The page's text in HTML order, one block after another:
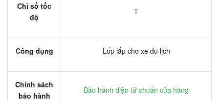
Chỉ số tốc
độ
T
Công dụng Lốp lắp cho xe du lịch
Chính sách
bảo hành
Bảo hành điện tử chuẩn của hãng